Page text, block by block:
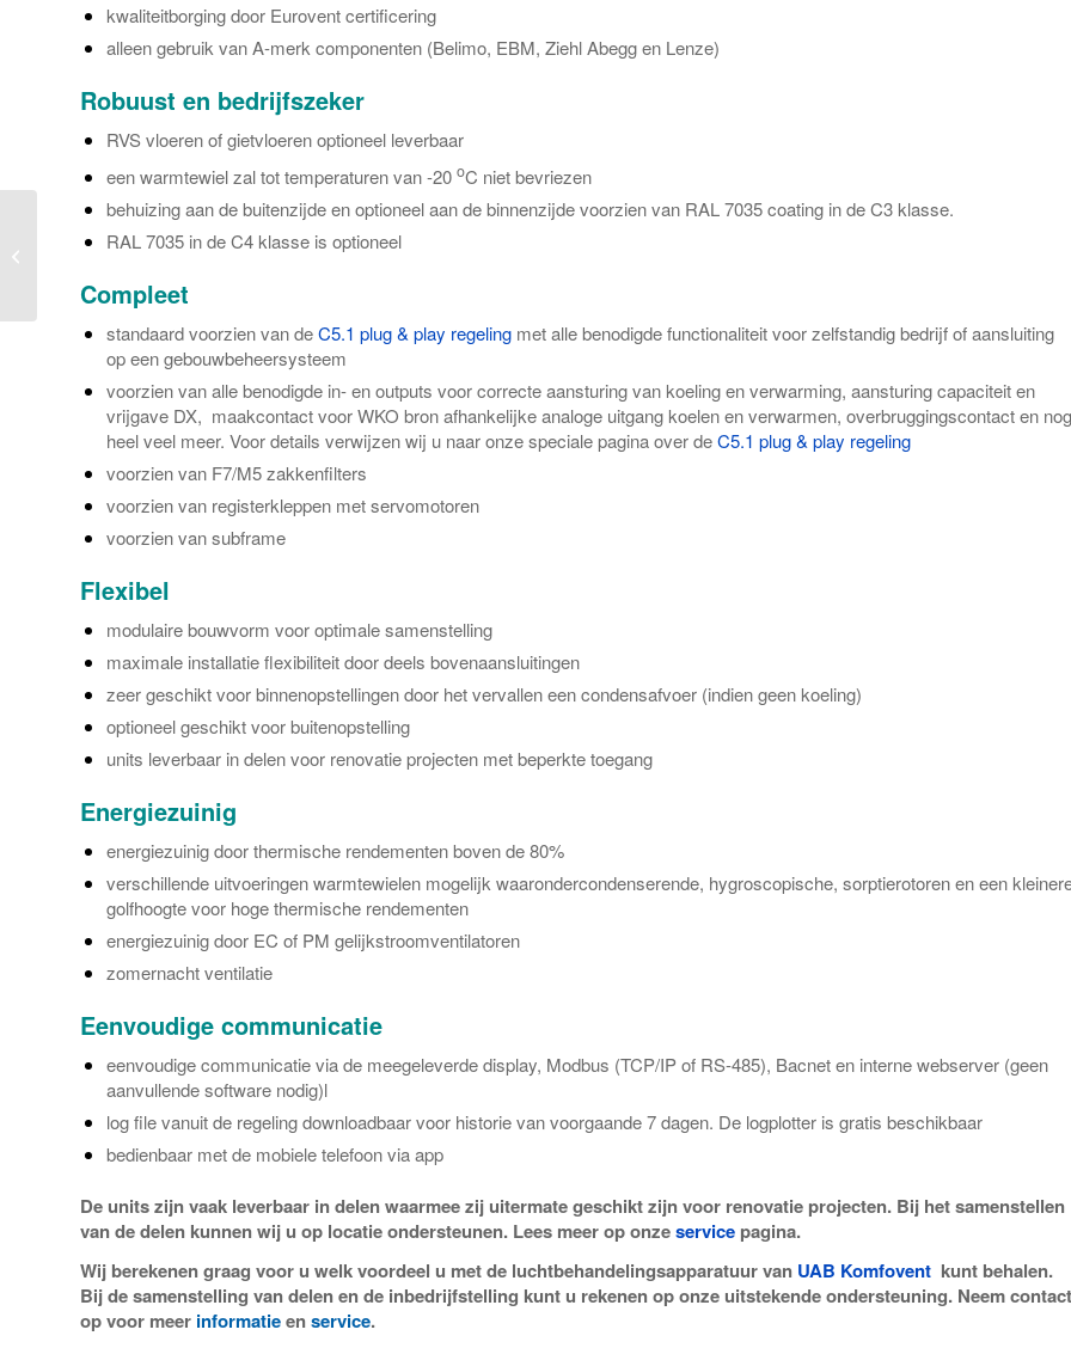
kwaliteitborging door Eurovent certificering
alleen gebruik van A-merk componenten (Belimo, EBM, Ziehl Abegg en Lenze)
Robuust en bedrijfszeker
RVS vloeren of gietvloeren optioneel leverbaar
een warmtewiel zal tot temperaturen van -20 oC niet bevriezen
behuizing aan de buitenzijde en optioneel aan de binnenzijde voorzien van RAL 7035 coating in de C3 klasse.
RAL 7035 in de C4 klasse is optioneel
Compleet
standaard voorzien van deC5.1 plug & play regeling met alle benodigde functionaliteit voor zelfstandig bedrijf of aansluiting
op een gebouwbeheersysteem
voorzien van alle benodigde in- en outputs voor correcte aansturing van koeling en verwarming, aansturing capaciteit en
vrijgave DX, maakcontact voor WKO bron afhankelijke analoge uitgang koelen en verwarmen, overbruggingscontact en nog
heel veel meer. Voor details verwijzen wij u naar onze speciale pagina over deC5.1 plug & play regeling
voorzien van F7/M5 zakkenfilters
voorzien van registerkleppen met servomotoren
voorzien van subframe
Flexibel
modulaire bouwvorm voor optimale samenstelling
maximale installatie flexibiliteit door deels bovenaansluitingen
zeer geschikt voor binnenopstellingen door het vervallen een condensafvoer (indien geen koeling)
optioneel geschikt voor buitenopstelling
units leverbaar in delen voor renovatie projecten met beperkte toegang
Energiezuinig
energiezuinig door thermische rendementen boven de 80%
verschillende uitvoeringen warmtewielen mogelijk waarondercondenserende, hygroscopische, sorptierotoren en een
golfhoogte voor hoge thermische rendementen
energiezuinig door EC of PM gelijkstroomventilatoren
zomernacht ventilatie
Eenvoudige communicatie
eenvoudige communicatie via de meegeleverde display, Modbus (TCP/IP of RS-485), Bacnet en interne webserver (geen
aanvullende software nodig)l
log file vanuit de regeling downloadbaar voor historie van voorgaande 7 dagen. De logplotter is gratis beschikbaar
bedienbaar met de mobiele telefoon via app
De units zijn vaak leverbaar in delen waarmee zij uitermate geschikt zijn voor renovatie projecten. Bij het samenstellen
van de delen kunnen wij u op locatie ondersteunen. Lees meer op onzeservice pagina.
Wij berekenen graag voor u welk voordeel u met de luchtbehandelingsapparatuur van UAB Komfovent kunt behalen.
Bij de samenstelling van delen en de inbedrijfstelling kunt u rekenen op onze uitstekende ondersteuning. Neem contact
op voor meer informatieenservice.
Komfovent KLASIK Pro
Recu met
platenwisselaar